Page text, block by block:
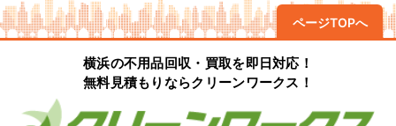
ページTOPへ
横浜の不用品回収・買取を即日対応！
無料見積もりならクリーンワークス！